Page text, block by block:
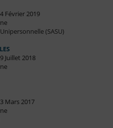
Février 2019
(SASU)
Juillet 2018
Mars 2017